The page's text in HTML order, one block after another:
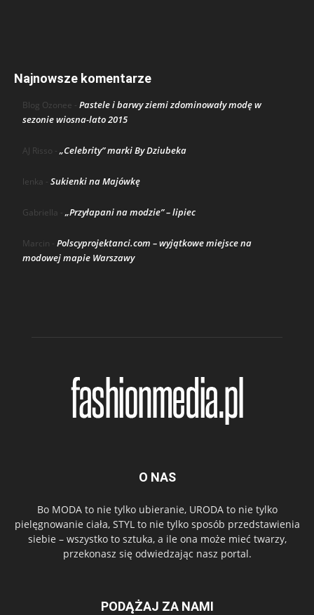
Najnowsze komentarze
Blog Ozonee - Pastele i barwy ziemi zdominowały modę w
sezonie wiosna-lato 2015
AJ Risso - „Celebrity” marki By Dziubeka
lenka - Sukienki na Majówkę
Gabriella - „Przyłapani na modzie” – lipiec
Marcin - Polscyprojektanci.com – wyjątkowe miejsce na
modowej mapie Warszawy
O NAS
Bo MODA to nie tylko ubieranie, URODA to nie tylko
pielęgnowanie ciała, STYL to nie tylko sposób przedstawienia
siebie – wszystko to sztuka, a ile ona może mieć twarzy,
przekonasz się odwiedzając nasz portal.
PODĄŻAJ ZA NAMI